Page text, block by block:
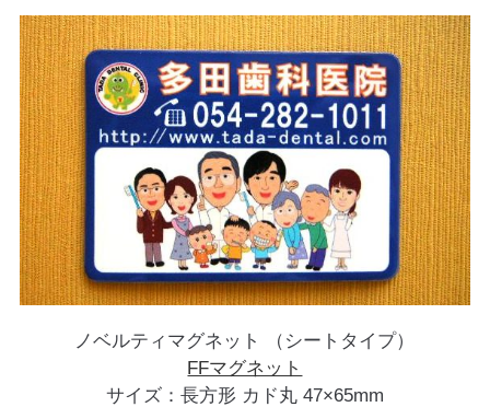
ノベルティマグネット （シートタイプ）
FFマグネット
サイズ：長方形 カド丸 47×65mm